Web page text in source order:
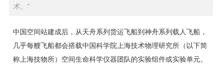
术。”
中国空间站建成后，从天舟系列货运飞船到神舟系列载人飞船，
几乎每艘飞船都会搭载中国科学院上海技术物理研究所（以下简
称上海技物所）空间生命科学仪器团队的实验组件或实验单元。